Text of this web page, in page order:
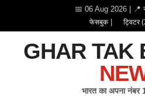
📅 06 Aug 2026 | 📍
फेसबुक| ट्विटर
GHAR TAK
भारत का अपना नंबर